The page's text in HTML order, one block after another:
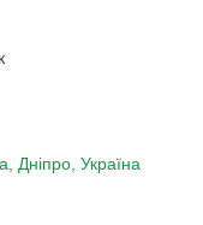
Дніпро, Україна